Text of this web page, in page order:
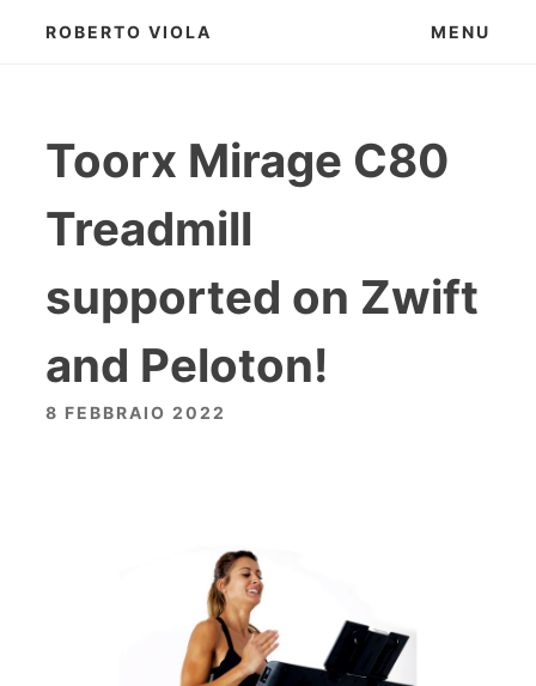
ROBERTO VIOLA MENU
Toorx Mirage C80
Treadmill
supported on Zwift
and Peloton!
8 FEBBRAIO 2022